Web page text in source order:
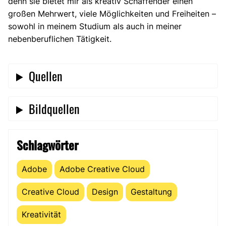
großen Mehrwert, viele Möglichkeiten und Freiheiten –
sowohl in meinem Studium als auch in meiner
nebenberuflichen Tätigkeit.
Quellen
Bildquellen
Schlagwörter
Adobe Adobe Creative Cloud
Creative Cloud Design Gestaltung
Kreativität